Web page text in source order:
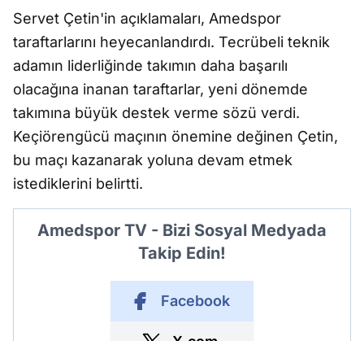
Servet Çetin'in açıklamaları, Amedspor
taraftarlarını heyecanlandırdı. Tecrübeli teknik
adamın liderliğinde takımın daha başarılı
olacağına inanan taraftarlar, yeni dönemde
takımına büyük destek verme sözü verdi.
Keçiörengücü maçının önemine değinen Çetin,
bu maçı kazanarak yoluna devam etmek
istediklerini belirtti.
Amedspor TV - Bizi Sosyal Medyada
Takip Edin!
Facebook